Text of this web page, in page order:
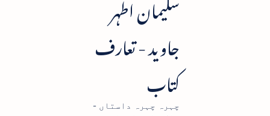
جاوید - تعارف
کتاب
چہرہ چہرہ داستاں -